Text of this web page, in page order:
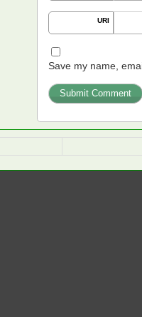
URI
Save my name,